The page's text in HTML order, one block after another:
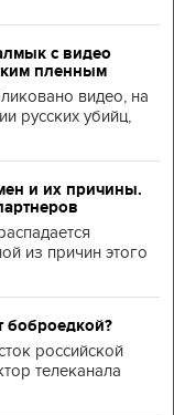
с видео
пленным
видео, на
русских убийц,
и их причины.
из причин этого
боброедкой?
российской
телеканала